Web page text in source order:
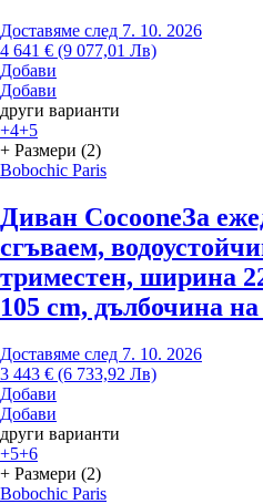
Доставяме след 7. 10. 2026
4 641 € (9 077,01 Лв)
Добави
Добави
други варианти
+4+5
+ Размери (2)
Bobochic Paris
Диван CocooneЗа
сгъваем,
триместен, ширина
105 cm, дълбочина
Доставяме след 7. 10. 2026
3 443 € (6 733,92 Лв)
Добави
Добави
други варианти
+5+6
+ Размери (2)
Bobochic Paris